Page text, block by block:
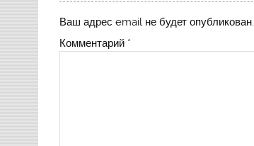
Ваш адрес email не будет опубликован.
Комментарий *